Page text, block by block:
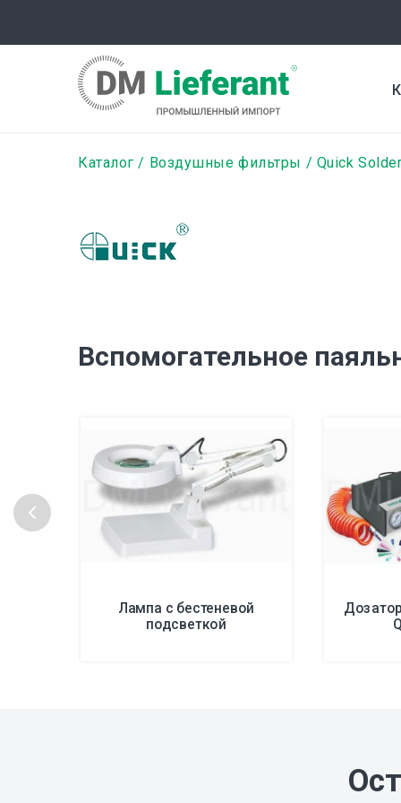
содержанию
Строка
Каталог Воздушные фильтры Quick
Вспомогательное
Лампа с бестеневой
подсветкой